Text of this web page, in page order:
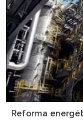
Reforma